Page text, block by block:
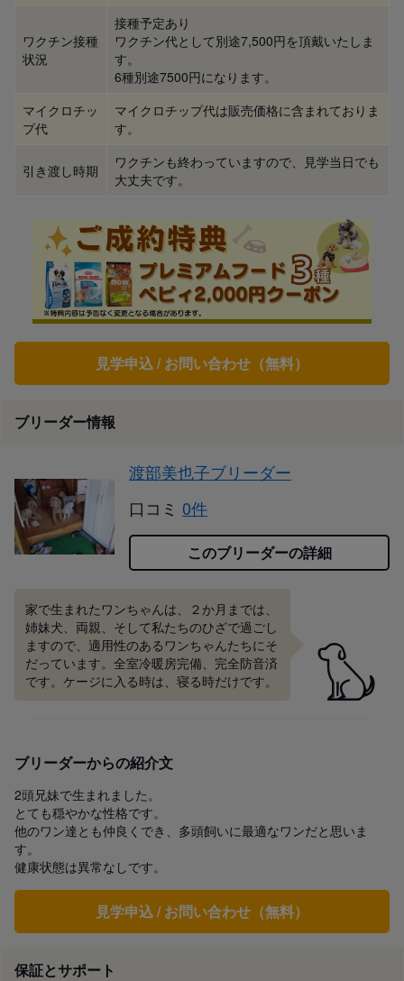
ワクチン接種
状況
接種予定あり
ワクチン代として別途7,500円を頂戴いたしま
す。
6種別途7500円になります。
マイクロチッ
プ代
マイクロチップ代は販売価格に含まれておりま
す。
引き渡し時期
ワクチンも終わっていますので、見学当日でも
大丈夫です。
見学申込 / お問い合わせ（無料）
ブリーダー情報
渡部美也子ブリーダー
口コミ 0件
このブリーダーの詳細
家で生まれたワンちゃんは、２か月までは、
姉妹犬、両親、そして私たちのひざで過ごし
ますので、適用性のあるワンちゃんたちにそ
だっています。全室冷暖房完備、完全防音済
です。ケージに入る時は、寝る時だけです。
ブリーダーからの紹介文
2頭兄妹で生まれました。
とても穏やかな性格です。
他のワン達とも仲良くでき、多頭飼いに最適なワンだと思いま
す。
健康状態は異常なしです。
見学申込 / お問い合わせ（無料）
保証とサポート